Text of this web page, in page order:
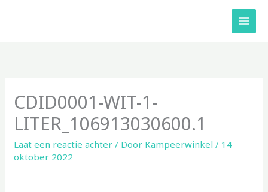
CDID0001-WIT-1-
LITER_106913030600.1
Laat een reactie achter / Door Kampeerwinkel/ 14
oktober 2022